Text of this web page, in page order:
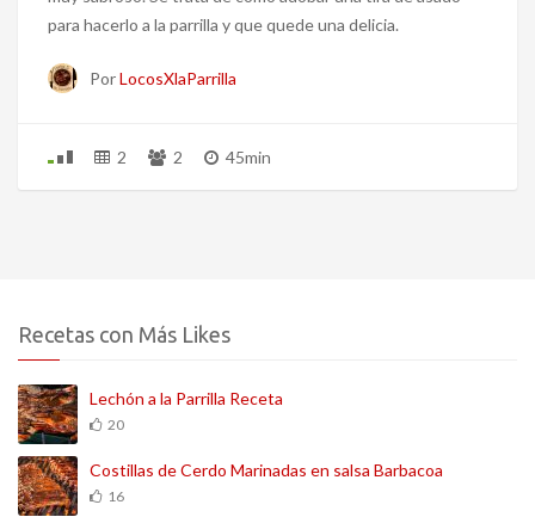
para hacerlo a la parrilla y que quede una delicia.
PorLocosXlaParrilla
2 2 45min
Recetas con Más Likes
Lechón a la Parrilla Receta
20
Costillas de Cerdo Marinadas en salsa Barbacoa
16